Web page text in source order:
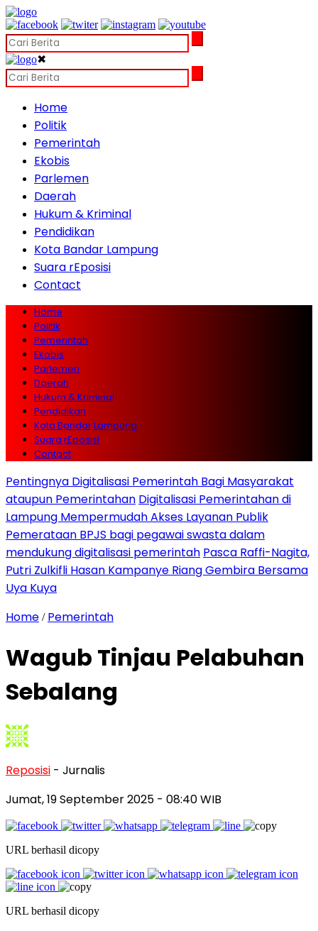
✖
Home
Politik
Pemerintah
Ekobis
Parlemen
Daerah
Hukum & Kriminal
Pendidikan
Kota Bandar Lampung
Suara rEposisi
Contact
Home
Politik
Pemerintah
Ekobis
Parlemen
Daerah
Hukum & Kriminal
Pendidikan
Kota Bandar Lampung
Suara rEposisi
Contact
Pentingnya Digitalisasi Pemerintah Bagi Masyarakat
ataupun Pemerintahan Digitalisasi Pemerintahan di
Lampung Mempermudah Akses Layanan Publik
Pemerataan BPJS bagi pegawai swasta dalam
mendukung digitalisasi pemerintah Pasca Raffi-Nagita,
Putri Zulkifli Hasan Kampanye Riang Gembira Bersama
Uya Kuya
Home / Pemerintah
Wagub Tinjau Pelabuhan
Sebalang
Reposisi - Jurnalis
Jumat, 19 September 2025 - 08:40 WIB
URL berhasil dicopy
URL berhasil dicopy